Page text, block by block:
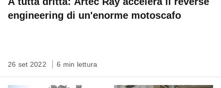
engineering di un'enorme motoscafo
26 set 2022 6 min lettura